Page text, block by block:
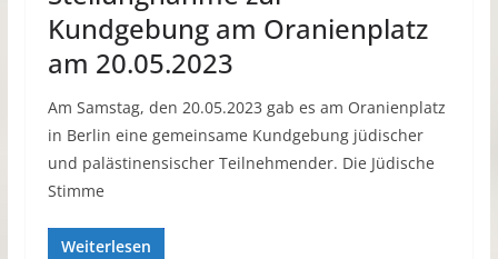
Kundgebung am Oranienplatz
am 20.05.2023
Am Samstag, den 20.05.2023 gab es am Oranienplatz
in Berlin eine gemeinsame Kundgebung jüdischer
und palästinensischer Teilnehmender. Die Jüdische
Stimme
Weiterlesen